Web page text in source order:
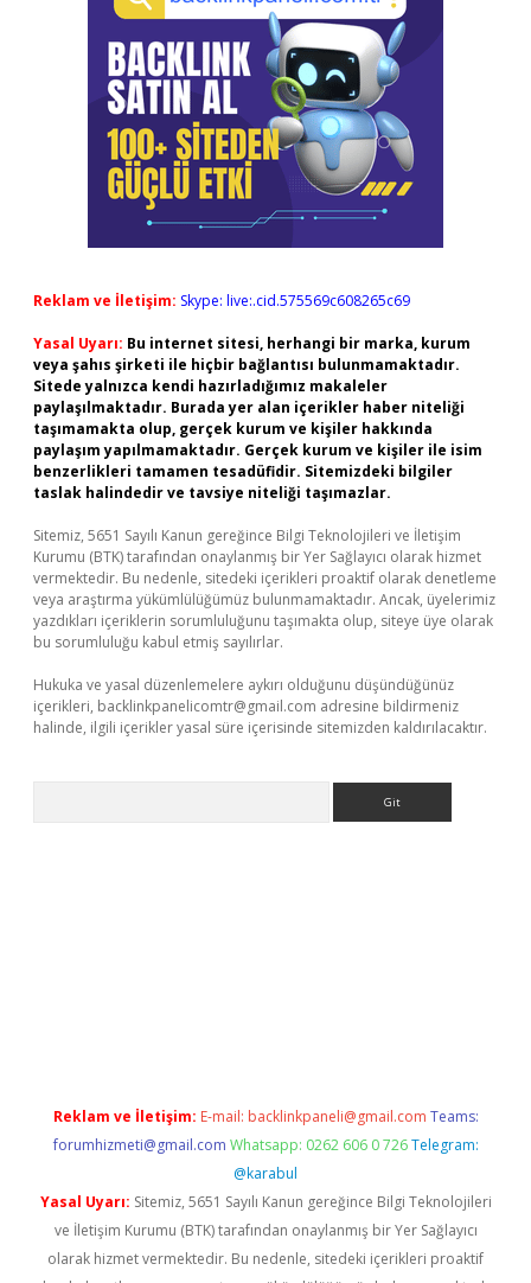
Reklam ve İletişim: Skype: live:.cid.575569c608265c69
Yasal Uyarı: Bu internet sitesi, herhangi bir marka, kurum
veya şahıs şirketi ile hiçbir bağlantısı bulunmamaktadır.
Sitede yalnızca kendi hazırladığımız makaleler
paylaşılmaktadır. Burada yer alan içerikler haber niteliği
taşımamakta olup, gerçek kurum ve kişiler hakkında
paylaşım yapılmamaktadır. Gerçek kurum ve kişiler ile isim
benzerlikleri tamamen tesadüfidir. Sitemizdeki bilgiler
taslak halindedir ve tavsiye niteliği taşımazlar.
Sitemiz, 5651 Sayılı Kanun gereğince Bilgi Teknolojileri ve İletişim
Kurumu (BTK) tarafından onaylanmış bir Yer Sağlayıcı olarak hizmet
vermektedir. Bu nedenle, sitedeki içerikleri proaktif olarak denetleme
veya araştırma yükümlülüğümüz bulunmamaktadır. Ancak, üyelerimiz
yazdıkları içeriklerin sorumluluğunu taşımakta olup, siteye üye olarak
bu sorumluluğu kabul etmiş sayılırlar.
Hukuka ve yasal düzenlemelere aykırı olduğunu düşündüğünüz
içerikleri, backlinkpanelicomtr@gmail.com adresine bildirmeniz
halinde, ilgili içerikler yasal süre içerisinde sitemizden kaldırılacaktır.
Reklam ve İletişim: E-mail: backlinkpaneli@gmail.com Teams:
forumhizmeti@gmail.com Whatsapp: 0262 606 0 726 Telegram:
@karabul
Yasal Uyarı: Sitemiz, 5651 Sayılı Kanun gereğince Bilgi Teknolojileri
ve İletişim Kurumu (BTK) tarafından onaylanmış bir Yer Sağlayıcı
olarak hizmet vermektedir. Bu nedenle, sitedeki içerikleri proaktif